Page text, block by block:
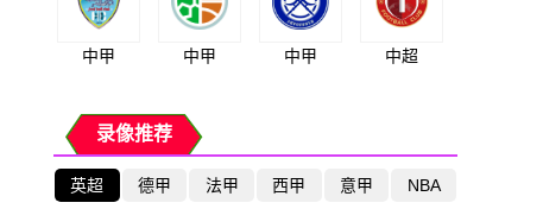
中甲 中甲 中甲 中超
录像推荐
英超 德甲 法甲 西甲 意甲 NBA